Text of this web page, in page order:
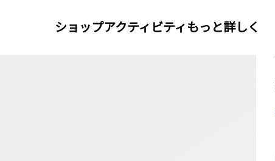
ショップアクティビティもっと詳しく